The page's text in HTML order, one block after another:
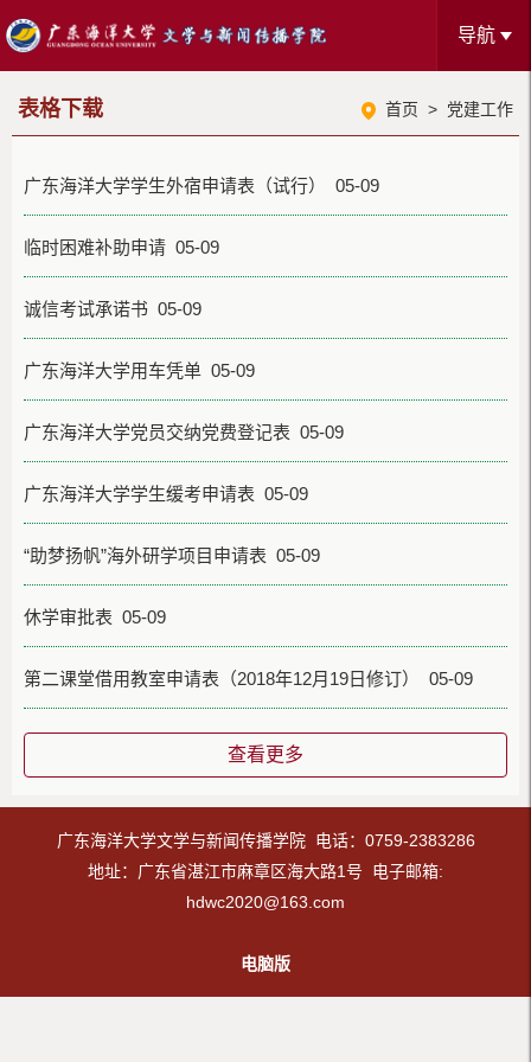
导航
表格下载 首页 > 党建工作
广东海洋大学学生外宿申请表（试行） 05-09
临时困难补助申请 05-09
诚信考试承诺书 05-09
广东海洋大学用车凭单 05-09
广东海洋大学党员交纳党费登记表 05-09
广东海洋大学学生缓考申请表 05-09
“助梦扬帆”海外研学项目申请表 05-09
休学审批表 05-09
第二课堂借用教室申请表（2018年12月19日修订） 05-09
查看更多
广东海洋大学文学与新闻传播学院 电话：0759-2383286
地址：广东省湛江市麻章区海大路1号 电子邮箱:
hdwc2020@163.com
电脑版